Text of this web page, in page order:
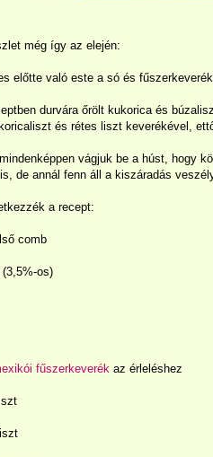
még így az elején:
előtte való este a só és
durvára őrölt kukorica és
és rétes liszt keverékével,
vágjuk be a húst, hogy
de annál fenn áll a kiszáradás
a recept:
comb
os)
fűszerkeverék az érleléshez